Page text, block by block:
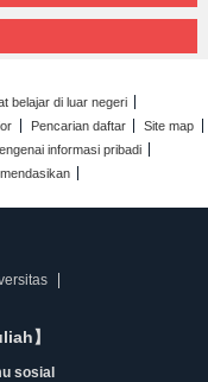
belajar di luar negeri
Pencarian daftar
Site map
informasi pribadi
】
sosial